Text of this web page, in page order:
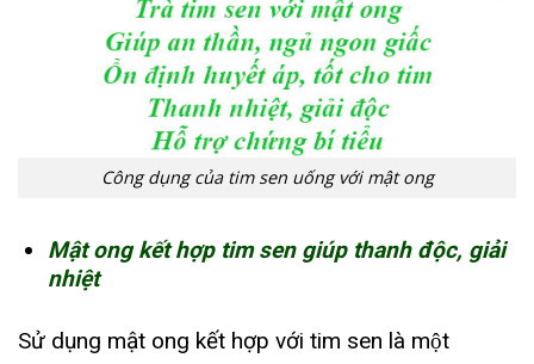
Công dụng của tim sen uống với mật ong
Mật ong kết hợp tim sen giúp thanh độc, giải
nhiệt
Sử dụng mật ong kết hợp với tim sen là một